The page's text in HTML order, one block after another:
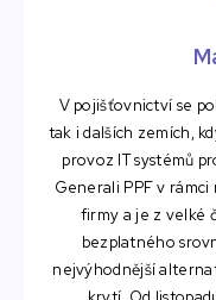
V pojišťovnictví se
tak i dalších zemích,
provoz IT systémů
Generali PPF v rámci
firmy a je z velké
bezplatného
nejvýhodnější